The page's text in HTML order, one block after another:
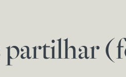
partilhar